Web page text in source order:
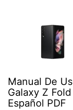
Manual De
Galaxy Z
Español PDF